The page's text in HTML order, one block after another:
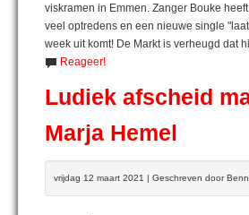
viskramen in Emmen. Zanger Bouke
veel optredens en een nieuwe single
week uit komt! De Markt is verheugd dat
Reageer!
Ludiek afscheid
Marja Hemel
vrijdag 12 maart 2021 | Geschreven door